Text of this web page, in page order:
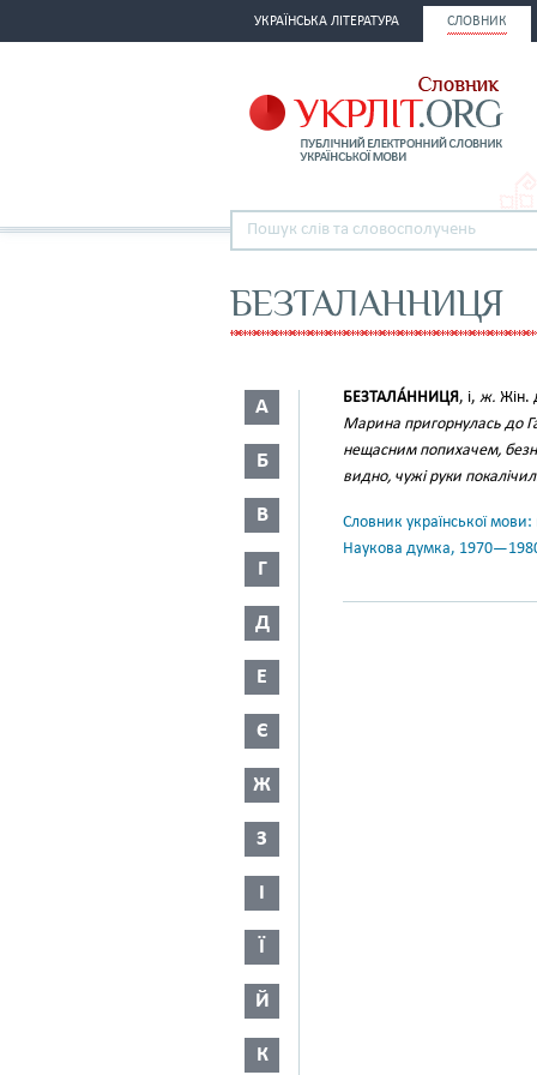
УКРАЇНСЬКА ЛІТЕРАТУРА СЛОВНИК
БЕЗТАЛАННИЦЯ
А
Б
В
Г
Д
Е
Є
Ж
З
І
Ї
Й
К
БЕЗТАЛА́ННИЦЯ, і, ж. Жін.
Марина пригорнулась до
нещасним попихачем,
видно, чужі руки
Словник української
Наукова думка,